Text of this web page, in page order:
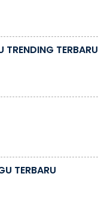
TERBARU
TERBARU